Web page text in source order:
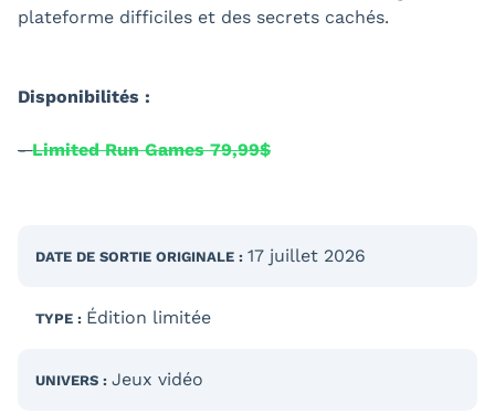
plateforme difficiles et des secrets cachés.
Disponibilités :
-Limited Run Games 79,99$
DATE DE SORTIE ORIGINALE : 17 juillet 2026
TYPE : Édition limitée
UNIVERS : Jeux vidéo